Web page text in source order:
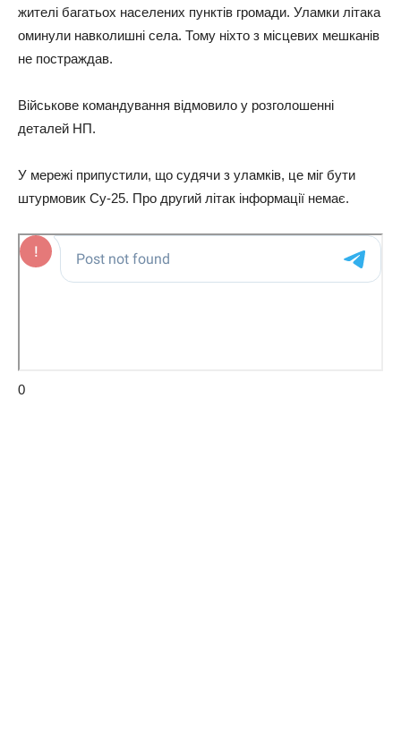
жителі багатьох населених пунктів громади. Уламки літака
оминули навколишні села. Тому ніхто з місцевих мешканів
не постраждав.
Військове командування відмовило у розголошенні
деталей НП.
У мережі припустили, що судячи з уламків, це міг бути
штурмовик Су-25. Про другий літак інформації немає.
0